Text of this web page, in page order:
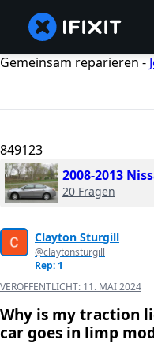
Gemeinsam reparieren -
849123
2008-2013
20 Fragen
Clayton Sturgill
@claytonsturgill
Rep: 1
VERÖFFENTLICHT: 11. MAI 2024
Why is my traction
car goes in limp